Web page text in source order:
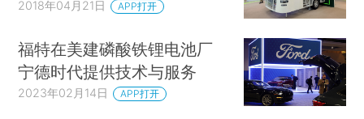
2018年04月21日 APP打开
福特在美建磷酸铁锂电池厂
宁德时代提供技术与服务
2023年02月14日 APP打开